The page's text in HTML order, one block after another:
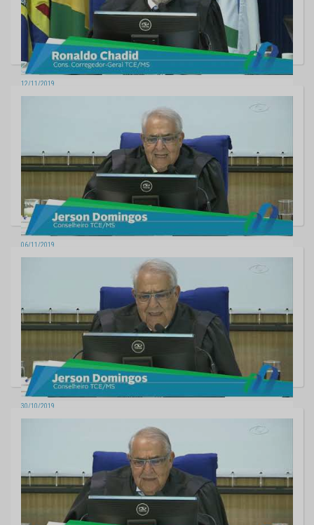
12/11/2019
Sessão da Segunda Câmara - 12/11/2019
06/11/2019
Sessão da Segunda Câmara - 05/11/2019
30/10/2019
Sessão da Segunda Câmara - 29/10/2019